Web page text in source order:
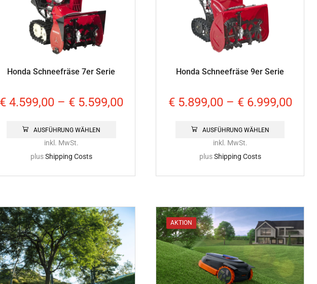
Honda Schneefräse 7er Serie
€4.599,00– €5.599,00
AUSFÜHRUNG WÄHLEN
inkl. MwSt.
plusShipping Costs
Honda Schneefräse 9er Serie
€5.899,00– €6.999,00
AUSFÜHRUNG WÄHLEN
inkl. MwSt.
plusShipping Costs
AKTION